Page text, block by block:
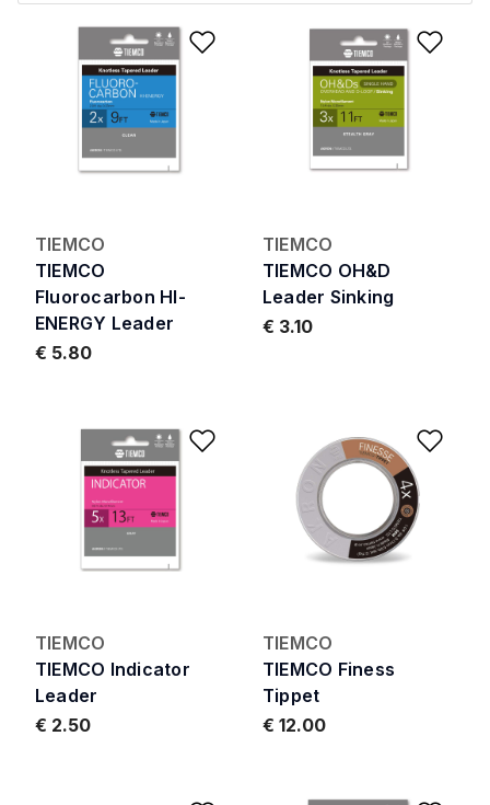
Add to Wishlist
TIEMCO
TIEMCO
Fluorocarbon HI-
ENERGY Leader
€ 5.80
TIEMCO
TIEMCO OH&D
Leader Sinking
€ 3.10
Add to Wishlist
TIEMCO
TIEMCO Indicator
Leader
€ 2.50
TIEMCO
TIEMCO Finess
Tippet
€ 12.00